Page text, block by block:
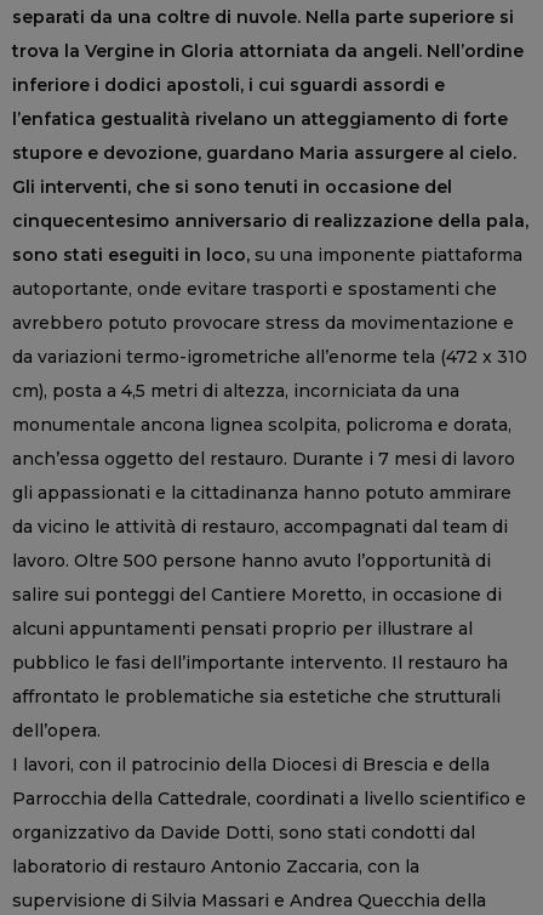
separati da una coltre di nuvole. Nella parte superiore si
trova la Vergine in Gloria attorniata da angeli. Nell’ordine
inferiore i dodici apostoli, i cui sguardi assordi e
l’enfatica gestualità rivelano un atteggiamento di forte
stupore e devozione, guardano Maria assurgere al cielo.
Gli interventi, che si sono tenuti in occasione del
cinquecentesimo anniversario di realizzazione della pala,
sono stati eseguiti in loco, su una imponente piattaforma
autoportante, onde evitare trasporti e spostamenti che
avrebbero potuto provocare stress da movimentazione e
da variazioni termo-igrometriche all’enorme tela (472 x 310
cm), posta a 4,5 metri di altezza, incorniciata da una
monumentale ancona lignea scolpita, policroma e dorata,
anch’essa oggetto del restauro. Durante i 7 mesi di lavoro
gli appassionati e la cittadinanza hanno potuto ammirare
da vicino le attività di restauro, accompagnati dal team di
lavoro. Oltre 500 persone hanno avuto l’opportunità di
salire sui ponteggi del Cantiere Moretto, in occasione di
alcuni appuntamenti pensati proprio per illustrare al
pubblico le fasi dell’importante intervento. Il restauro ha
affrontato le problematiche sia estetiche che strutturali
dell’opera.
I lavori, con il patrocinio della Diocesi di Brescia e della
Parrocchia della Cattedrale, coordinati a livello scientifico e
organizzativo da Davide Dotti, sono stati condotti dal
laboratorio di restauro Antonio Zaccaria, con la
supervisione di Silvia Massari e Andrea Quecchia della